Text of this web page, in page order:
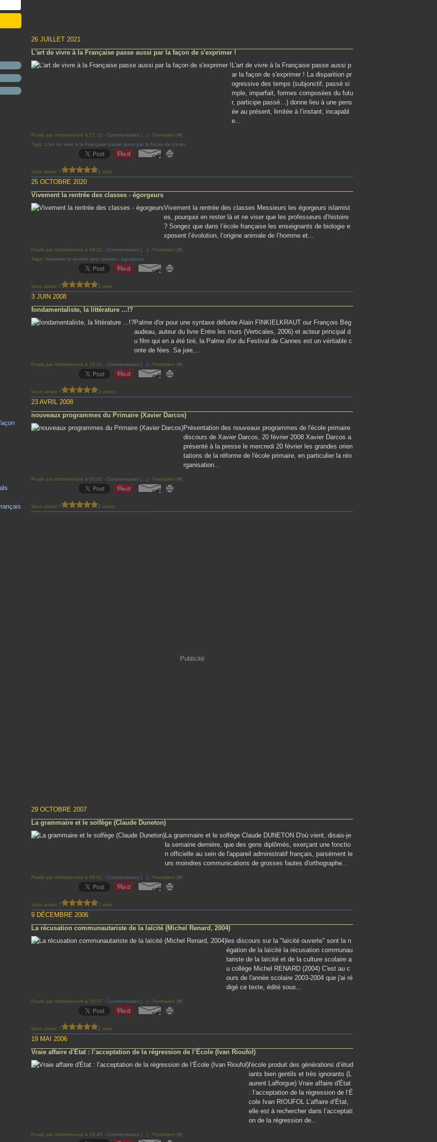
26 JUILLET 2021
L'art de vivre à la Française passe aussi par la façon de s'exprimer !
L'art de vivre à la Française passe aussi p
ar la façon de s'exprimer ! La disparition pr
ogressive des temps (subjonctif, passé si
mple, imparfait, formes composées du futu
r, participe passé…) donne lieu à une pens
ée au présent, limitée à l’instant, incapabl
e...
Posté par michelrenard à 17:12 - Commentaires [ ] - Permalien [#]
Tags: L'art de vivre à la Française passe aussi par la façon de s'expr
Vous aimez ? 1 vote
25 OCTOBRE 2020
Vivement la rentrée des classes - égorgeurs
Vivement la rentrée des classes Messieurs les égorgeurs islamist
es, pourquoi en rester là et ne viser que les professeurs d’histoire
? Songez que dans l’école française les enseignants de biologie e
xposent l’évolution, l’origine animale de l’homme et...
Posté par michelrenard à 09:21 - Commentaires [ ] - Permalien [#]
Tags: Vivement la rentrée des classes - égorgeurs
Vous aimez ? 1 vote
3 JUIN 2008
fondamentaliste, la littérature ...!?
Palme d'or pour une syntaxe défunte Alain FINKIELKRAUT our François Bég
audeau, auteur du livre Entre les murs (Verticales, 2006) et acteur principal d
u film qui en a été tiré, la Palme d'or du Festival de Cannes est un véritable c
onte de fées. Sa joie,...
Posté par michelrenard à 15:01 - Commentaires [ ] - Permalien [#]
Vous aimez ? 2 votes
23 AVRIL 2008
nouveaux programmes du Primaire (Xavier Darcos)
Présentation des nouveaux programmes de l'école primaire
discours de Xavier Darcos, 20 février 2008 Xavier Darcos a
présenté à la presse le mercredi 20 février les grandes orien
tations de la réforme de l'école primaire, en particulier la réo
rganisation...
Posté par michelrenard à 00:01 - Commentaires [ ] - Permalien [#]
Vous aimez ? 2 votes
Publicité
29 OCTOBRE 2007
La grammaire et le solfège (Claude Duneton)
La grammaire et le solfège Claude DUNETON D'où vient, disais-je
la semaine dernière, que des gens diplômés, exerçant une fonctio
n officielle au sein de l'appareil administratif français, parsèment le
urs moindres communications de grosses fautes d'orthographe...
Posté par michelrenard à 00:01 - Commentaires [ ] - Permalien [#]
Vous aimez ? 1 vote
9 DÉCEMBRE 2006
La récusation communautariste de la laïcité (Michel Renard, 2004)
les discours sur la "laïcité ouverte" sont la n
égation de la laïcité la récusation communau
tariste de la laïcité et de la culture scolaire a
u collège Michel RENARD (2004) C'est au c
ours de l'année scolaire 2003-2004 que j'ai ré
digé ce texte, édité sous...
Posté par michelrenard à 10:37 - Commentaires [ ] - Permalien [#]
Vous aimez ? 1 vote
19 MAI 2006
Vraie affaire d'État : l’acceptation de la régression de l’École (Ivan Rioufol)
l'école produit des générations d’étud
iants bien gentils et très ignorants (L
aurent Lafforgue) Vraie affaire d'État
: l’acceptation de la régression de l’É
cole Ivan RIOUFOL L’affaire d’État,
elle est à rechercher dans l’acceptati
on de la régression de...
Posté par michelrenard à 20:45 - Commentaires [ ] - Permalien [#]